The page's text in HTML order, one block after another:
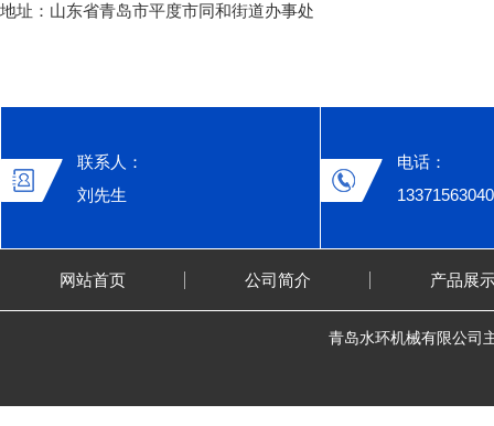
地址：山东省青岛市平度市同和街道办事处
联系人：
刘先生
电话：
13371563040
网站首页 公司简介 产品展
青岛水环机械有限公司